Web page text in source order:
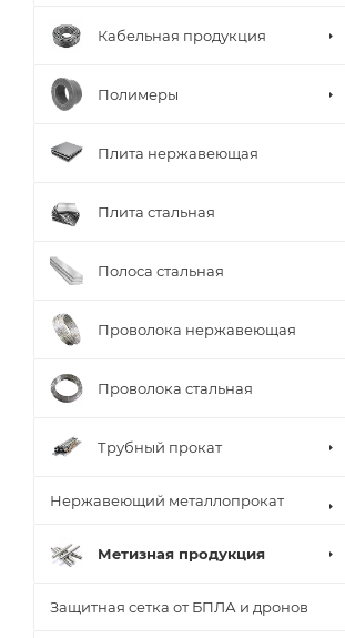
Кабельная продукция
Полимеры
Плита нержавеющая
Плита стальная
Полоса стальная
Проволока нержавеющая
Проволока стальная
Трубный прокат
Нержавеющий металлопрокат
Метизная продукция
Защитная сетка от БПЛА и дронов